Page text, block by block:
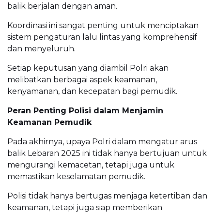
balik berjalan dengan aman.
Koordinasi ini sangat penting untuk menciptakan
sistem pengaturan lalu lintas yang komprehensif
dan menyeluruh.
Setiap keputusan yang diambil Polri akan
melibatkan berbagai aspek keamanan,
kenyamanan, dan kecepatan bagi pemudik.
Peran Penting Polisi dalam Menjamin
Keamanan Pemudik
Pada akhirnya, upaya Polri dalam mengatur arus
balik Lebaran 2025 ini tidak hanya bertujuan untuk
mengurangi kemacetan, tetapi juga untuk
memastikan keselamatan pemudik.
Polisi tidak hanya bertugas menjaga ketertiban dan
keamanan, tetapi juga siap memberikan